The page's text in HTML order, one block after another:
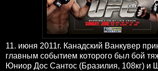
11. июня 2011г. Канадский Ванкувер
главным событием которого был бой
Юниор Дос Сантос (Бразилия, 108кг) и